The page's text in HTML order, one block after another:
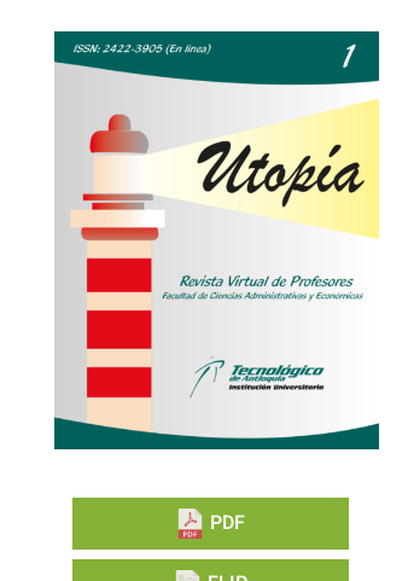
Barra
lateral
artículo
PDF